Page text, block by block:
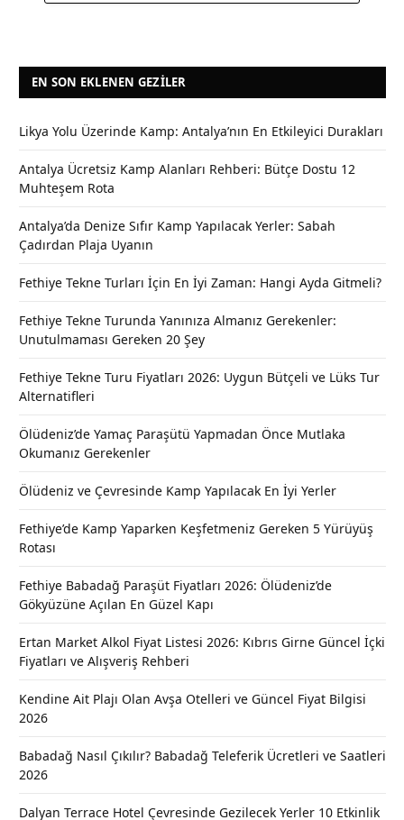
EN SON EKLENEN GEZILER
Likya Yolu Üzerinde Kamp: Antalya’nın En Etkileyici Durakları
Antalya Ücretsiz Kamp Alanları Rehberi: Bütçe Dostu 12
Muhteşem Rota
Antalya’da Denize Sıfır Kamp Yapılacak Yerler: Sabah
Çadırdan Plaja Uyanın
Fethiye Tekne Turları İçin En İyi Zaman: Hangi Ayda Gitmeli?
Fethiye Tekne Turunda Yanınıza Almanız Gerekenler:
Unutulmaması Gereken 20 Şey
Fethiye Tekne Turu Fiyatları 2026: Uygun Bütçeli ve Lüks Tur
Alternatifleri
Ölüdeniz’de Yamaç Paraşütü Yapmadan Önce Mutlaka
Okumanız Gerekenler
Ölüdeniz ve Çevresinde Kamp Yapılacak En İyi Yerler
Fethiye’de Kamp Yaparken Keşfetmeniz Gereken 5 Yürüyüş
Rotası
Fethiye Babadağ Paraşüt Fiyatları 2026: Ölüdeniz’de
Gökyüzüne Açılan En Güzel Kapı
Ertan Market Alkol Fiyat Listesi 2026: Kıbrıs Girne Güncel İçki
Fiyatları ve Alışveriş Rehberi
Kendine Ait Plajı Olan Avşa Otelleri ve Güncel Fiyat Bilgisi
2026
Babadağ Nasıl Çıkılır? Babadağ Teleferik Ücretleri ve Saatleri
2026
Dalyan Terrace Hotel Çevresinde Gezilecek Yerler 10 Etkinlik